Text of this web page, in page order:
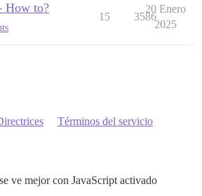
How to?
15 3586
20 Enero
2025
Términos del servicio
ve mejor con JavaScript activado